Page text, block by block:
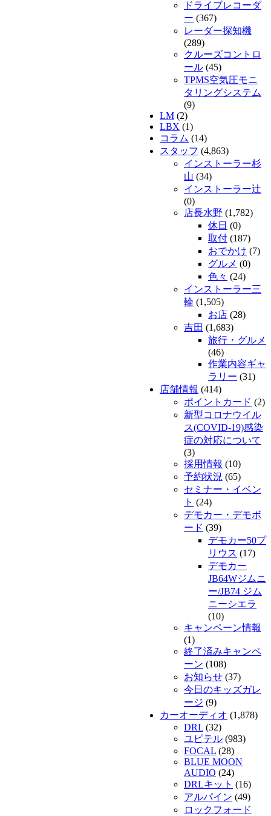
ドライブレコーダ
ー (367)
レーダー探知機
(289)
クルーズコントロ
ール (45)
TPMS空気圧モニ
タリングシステム
(9)
LM (2)
LBX (1)
コラム (14)
スタッフ (4,863)
インストーラー杉
山 (34)
インストーラー辻
(0)
店長水野 (1,782)
休日 (0)
取付 (187)
おでかけ (7)
グルメ (0)
色々 (24)
インストーラー三
輪 (1,505)
お店 (28)
吉田 (1,683)
旅行・グルメ
(46)
作業内容ギャ
ラリー (31)
店舗情報 (414)
ポイントカード (2)
新型コロナウイル
ス(COVID-19)感染
症の対応について
(3)
採用情報 (10)
予約状況 (65)
セミナー・イベン
ト (24)
デモカー・デモボ
ード (39)
デモカー50プ
リウス (17)
デモカー
JB64Wジムニ
ー/JB74 ジム
ニーシエラ
(10)
キャンペーン情報
(1)
終了済みキャンペ
ーン (108)
お知らせ (37)
今日のキッズガレ
ージ (9)
カーオーディオ (1,878)
DRL (32)
ユピテル (983)
FOCAL (28)
BLUE MOON
AUDIO (24)
DRLキット (16)
アルパイン (49)
ロックフォード